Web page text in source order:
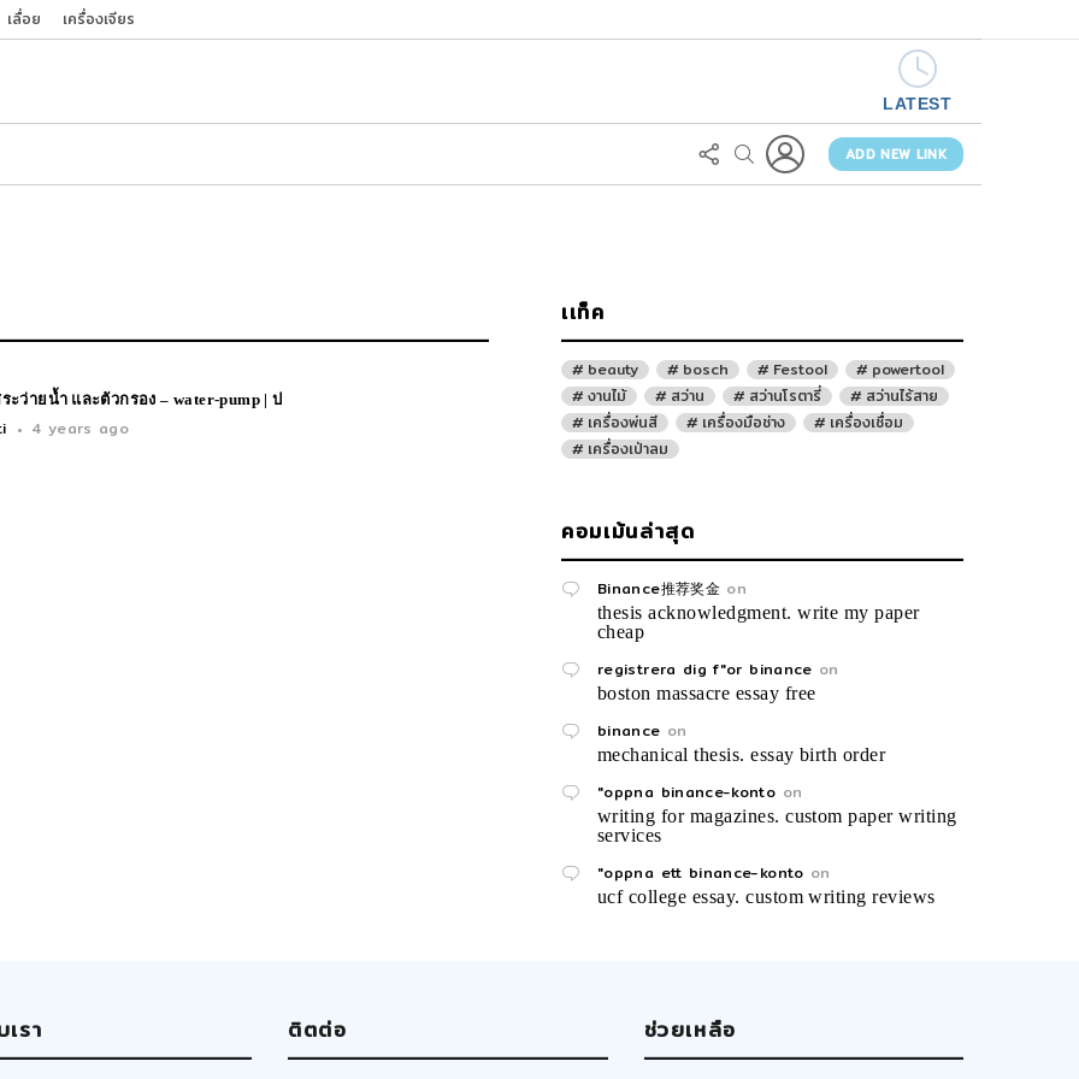
เลื่อย เครื่องเจียร
LATEST
FOLLOW
US SEARCH
LOGIN
ADD NEW LINK
ะว่ายน้ำ และตัวกรอง – water-pump | ป
4 years ago
เเท็ค
beauty bosch Festool
powertool
งานไม้
สว่าน สว่านโรตารี่
สว่านไร้สาย
เครื่องพ่นสี
เครื่องมือช่าง
เครื่องเชื่อม
เครื่องเป่าลม
คอมเม้นล่าสุด
Binance推荐奖金on
thesis acknowledgment. write my paper
cheap
registrera dig f"or binance on
boston massacre essay free
binance on
mechanical thesis. essay birth order
"oppna binance-konto on
writing for magazines. custom paper writing
services
"oppna ett binance-konto on
ucf college essay. custom writing reviews
รา ติตต่อ ช่วยเหลือ